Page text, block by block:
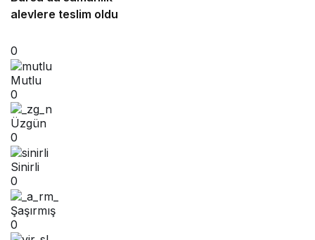
alevlere teslim oldu
0
Mutlu
0
Üzgün
0
Sinirli
0
Şaşırmış
0